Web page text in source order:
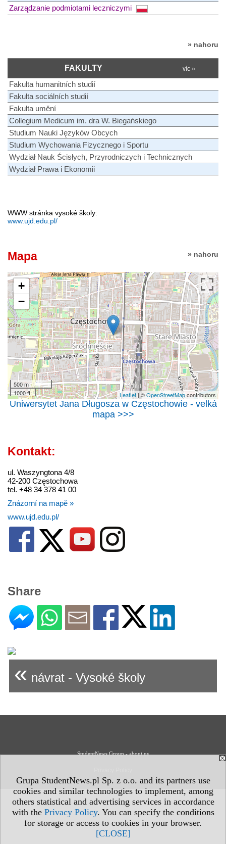
Grupa StudentNews.pl Sp. z o.o. and its partners use
cookies and similar technologies to implement, among
others statistical and advertising services in accordance
with the Privacy Policy. You can specify the conditions
for storage or access to cookies in your browser.
[CLOSE]
Zarządzanie podmiotami leczniczymi
» nahoru
FAKULTY víc »
Fakulta humanitních studií
Fakulta sociálních studií
Fakulta umění
Collegium Medicum im. dra W. Biegańskiego
Studium Nauki Języków Obcych
Studium Wychowania Fizycznego i Sportu
Wydział Nauk Ścisłych, Przyrodniczych i Technicznych
Wydział Prawa i Ekonomii
WWW stránka vysoké školy:
www.ujd.edu.pl/
» nahoru
Mapa
+
−
500 m
1000 ft
Leaflet | ©OpenStreetMapcontributors
Uniwersytet Jana Długosza w Częstochowie - velká
mapa >>>
Kontakt:
ul. Waszyngtona 4/8
42-200 Częstochowa
tel. +48 34 378 41 00
Znázorní na mapě »
www.ujd.edu.pl/
Share
« návrat - Vysoké školy
StudentNews Group - about us